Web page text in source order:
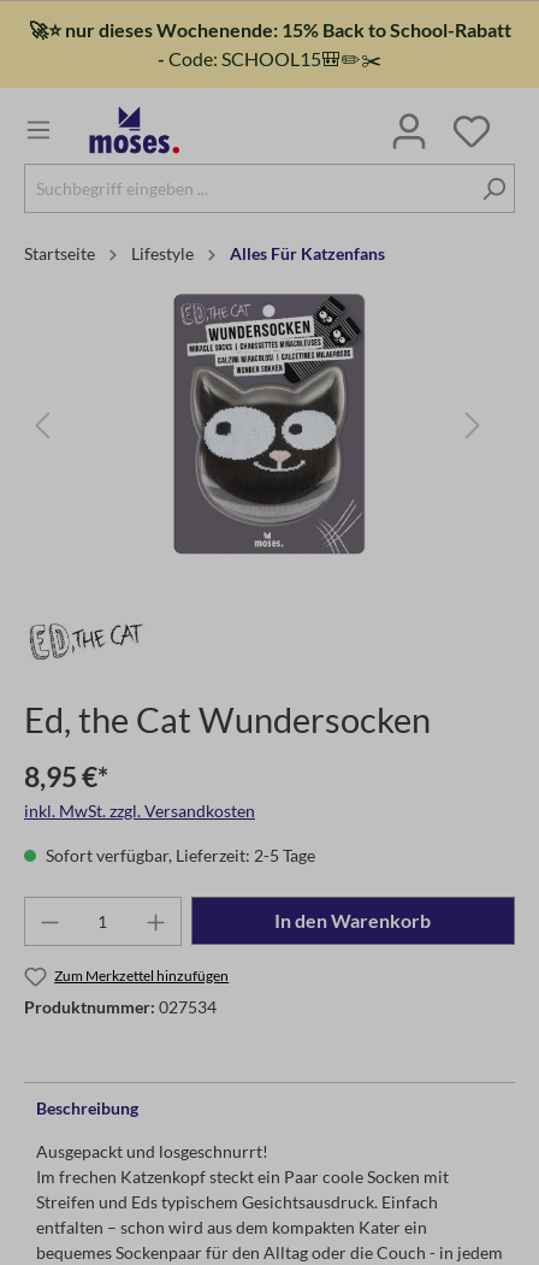
🚀⭐ nur dieses Wochenende: 15% Back to School-Rabatt
- Code: SCHOOL15🎒✏️✂️
Startseite Lifestyle Alles Für Katzenfans
Ed, the Cat Wundersocken
8,95 €*
inkl. MwSt. zzgl. Versandkosten
Sofort verfügbar, Lieferzeit: 2-5 Tage
In den Warenkorb
Zum Merkzettel hinzufügen
Produktnummer: 027534
Beschreibung
Ausgepackt und losgeschnurrt!
Im frechen Katzenkopf steckt ein Paar coole Socken mit
Streifen und Eds typischem Gesichtsausdruck. Einfach
entfalten – schon wird aus dem kompakten Kater ein
bequemes Sockenpaar für den Alltag oder die Couch - in jedem